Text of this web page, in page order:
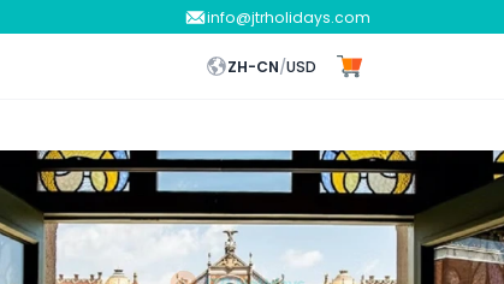
info@jtrholidays.com
ZH-CN/USD